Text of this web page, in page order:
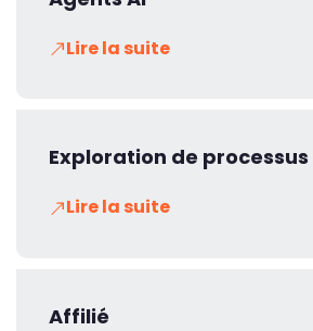
Lire la suite
Exploration de processus
Lire la suite
Affilié